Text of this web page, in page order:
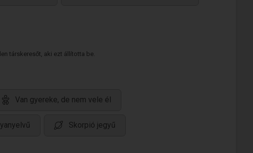
társkeresőt, aki ezt állította be.
Van gyereke, de nem vele él
Skorpió jegyű